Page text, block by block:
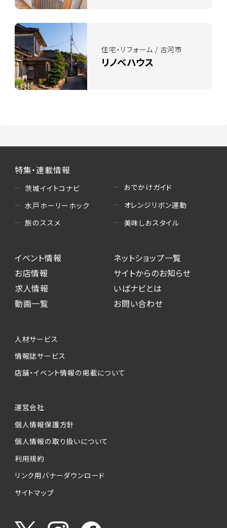
住宅・リフォーム / 古河市
リノベハウス
特集・連載情報
茨城イイトコナビ
水戸ホーリーホック
旅のススメ
おでかけガイド
オレンジリボン運動
美味しおスタイル
イベント情報
お店情報
求人情報
動画一覧
ネットショップ一覧
サイトからのお知らせ
いばナビとは
お問い合わせ
人材サービス
情報誌サービス
店舗・イベント情報の掲載について
運営会社
個人情報保護方針
個人情報の取り扱いについて
利用規約
リンク用バナーダウンロード
サイトマップ